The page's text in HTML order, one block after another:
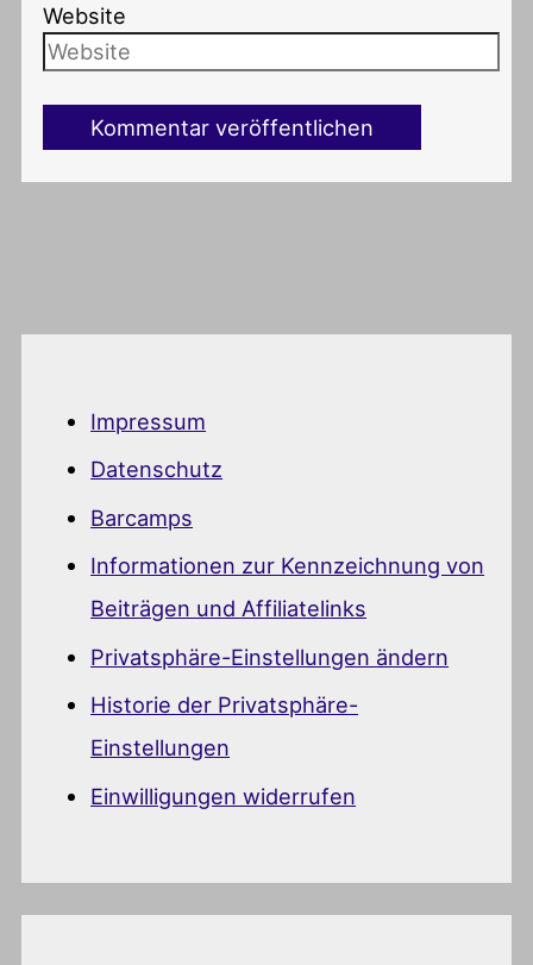
Website
Impressum
Datenschutz
Barcamps
Informationen zur Kennzeichnung von
Beiträgen und Affiliatelinks
Privatsphäre-Einstellungen ändern
Historie der Privatsphäre-
Einstellungen
Einwilligungen widerrufen